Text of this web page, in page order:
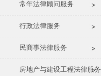
常年法律顾问服务
行政法律服务
民商事法律服务
房地产与建设工程法律服务